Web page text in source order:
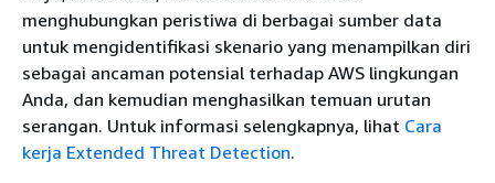
menghubungkan peristiwa di berbagai sumber data
untuk mengidentifikasi skenario yang menampilkan diri
sebagai ancaman potensial terhadap AWS lingkungan
Anda, dan kemudian menghasilkan temuan urutan
serangan. Untuk informasi selengkapnya, lihat Cara
kerja Extended Threat Detection.